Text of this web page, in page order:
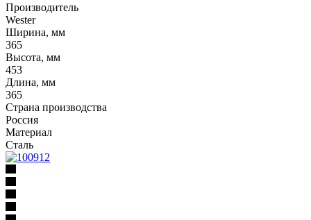
Производитель
Wester
Ширина, мм
365
Высота, мм
453
Длина, мм
365
Страна производства
Россия
Материал
Сталь